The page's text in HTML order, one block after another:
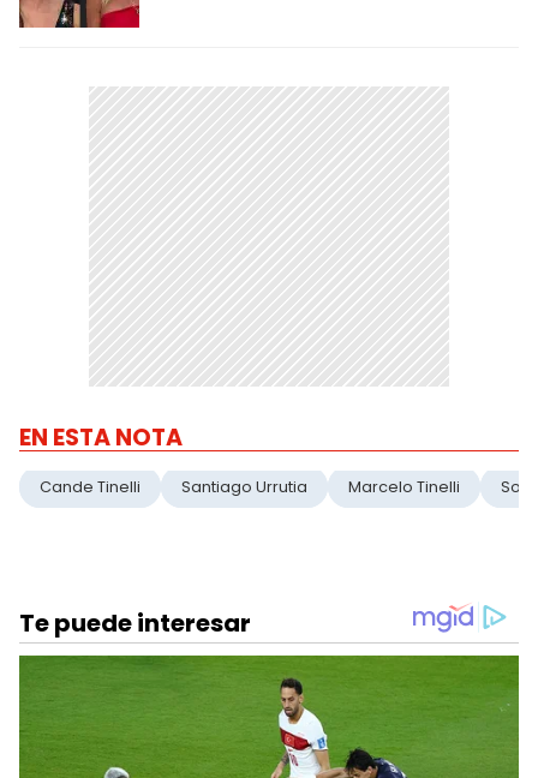
EN ESTA NOTA
Cande Tinelli Santiago Urrutia Marcelo Tinelli